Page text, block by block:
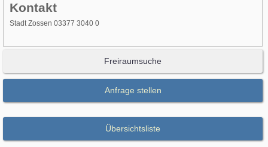
Kontakt
Stadt Zossen 03377 3040 0
Freiraumsuche
Anfrage stellen
Übersichtsliste